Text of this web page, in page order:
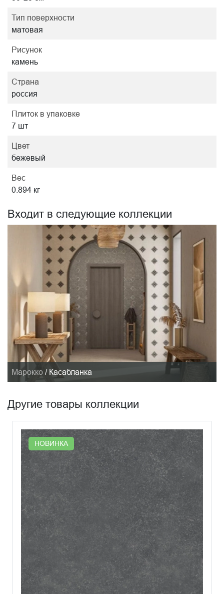
Тип поверхности
матовая
Рисунок
камень
Страна
россия
Плиток в упаковке
7 шт
Цвет
бежевый
Вес
0.894 кг
Входит в следующие коллекции
Марокко / Касабланка
Другие товары коллекции
НОВИНКА